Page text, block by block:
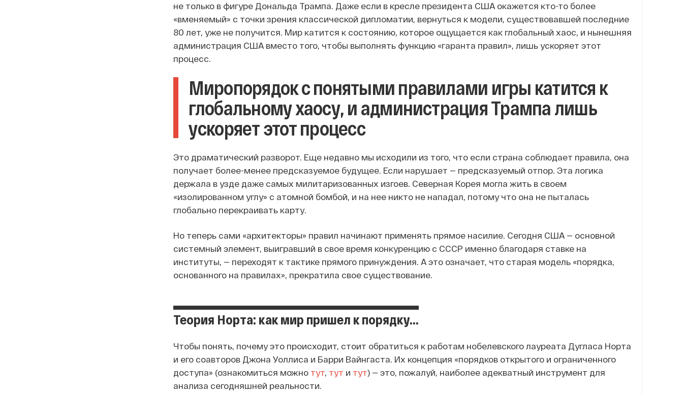
не только в фигуре Дональда Трампа. Даже если в кресле президента США окажется кто-то более
«вменяемый» с точки зрения классической дипломатии, вернуться к модели, существовавшей последние
80 лет, уже не получится. Мир катится к состоянию, которое ощущается как глобальный хаос, и нынешняя
администрация США вместо того, чтобы выполнять функцию «гаранта правил», лишь ускоряет этот
процесс.
Миропорядок с понятыми правилами игры катится к
глобальному хаосу, и администрация Трампа лишь
ускоряет этот процесс
Это драматический разворот. Еще недавно мы исходили из того, что если страна соблюдает правила, она
получает более-менее предсказуемое будущее. Если нарушает — предсказуемый отпор. Эта логика
держала в узде даже самых милитаризованных изгоев. Северная Корея могла жить в своем
«изолированном углу» с атомной бомбой, и на нее никто не нападал, потому что она не пыталась
глобально перекраивать карту.
Но теперь сами «архитекторы» правил начинают применять прямое насилие. Сегодня США — основной
системный элемент, выигравший в свое время конкуренцию с СССР именно благодаря ставке на
институты, — переходят к тактике прямого принуждения. А это означает, что старая модель «порядка,
основанного на правилах», прекратила свое существование.
Теория Норта: как мир пришел к порядку...
Чтобы понять, почему это происходит, стоит обратиться к работам нобелевского лауреата Дугласа Норта
и его соавторов Джона Уоллиса и Барри Вайнгаста. Их концепция «порядков открытого и ограниченного
доступа» (ознакомиться можно тут, тут и тут) — это, пожалуй, наиболее адекватный инструмент для
анализа сегодняшней реальности.